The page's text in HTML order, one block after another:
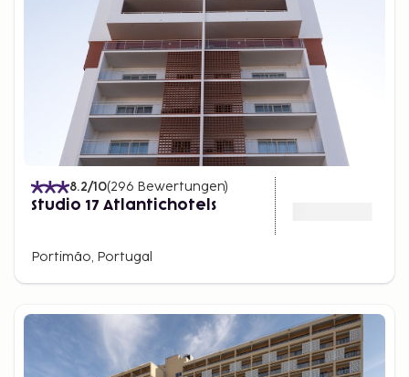
8.2/10(296 Bewertungen)
Studio 17 Atlantichotels
Portimão, Portugal